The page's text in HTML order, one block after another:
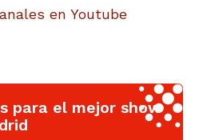
en Youtube
para el mejor show